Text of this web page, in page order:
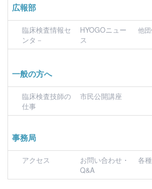
広報部
臨床検査情報セ
ンタ－
HYOGOニュー
ス
他
一般の方へ
臨床検査技師の
仕事
市民公開講座
事務局
アクセス
お問い合わせ・
Q&A
各